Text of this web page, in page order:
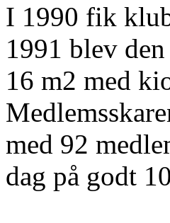
I 1990 fik
1991 blev
16 m2 med
med 92
dag på godt